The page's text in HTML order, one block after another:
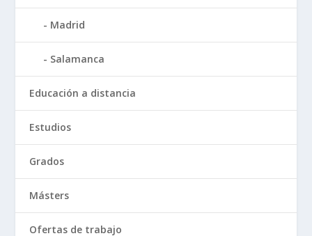
Madrid
Salamanca
Educación a distancia
Estudios
Grados
Másters
Ofertas de trabajo